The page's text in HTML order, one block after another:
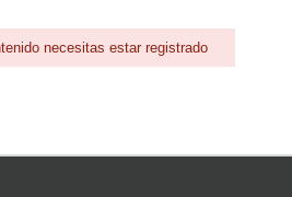
necesitas estar registrado